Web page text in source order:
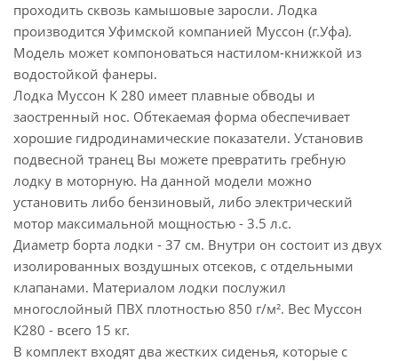
проходить сквозь камышовые заросли. Лодка
производится Уфимской компанией Муссон (г.Уфа).
Модель может компоноваться настилом-книжкой из
водостойкой фанеры.
Лодка Муссон К 280 имеет плавные обводы и
заостренный нос. Обтекаемая форма обеспечивает
хорошие гидродинамические показатели. Установив
подвесной транец Вы можете превратить гребную
лодку в моторную. На данной модели можно
установить либо бензиновый, либо электрический
мотор максимальной мощностью - 3.5 л.с.
Диаметр борта лодки - 37 см. Внутри он состоит из двух
изолированных воздушных отсеков, с отдельными
клапанами. Материалом лодки послужил
многослойный ПВХ плотностью 850 г/м². Вес Муссон
К280 - всего 15 кг.
В комплект входят два жестких сиденья, которые с